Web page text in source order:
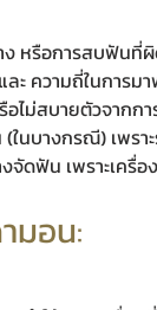
หรือการสบฟันที่
ละ ความถี่ในการ
ไม่สบายตัวจากก
นบางกรณี) เพร
จัดฟัน เพราะเครื่
มอน: